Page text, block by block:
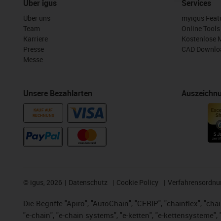
Über igus
Über uns
Team
Karriere
Presse
Messe
Unsere Bezahlarten
KAUF AUF
RECHNUNG
Services
myigus
Online Tools
Kostenlose
CAD
© igus, 2026 Datenschutz Cookie Policy
Die Begriffe "Apiro", "AutoChain", "CFRIP", "chainflex",
"e-chain", "e-chain systems", "e-ketten", "e-